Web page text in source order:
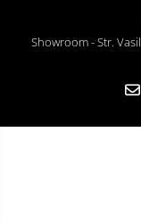
Showroom - Str.